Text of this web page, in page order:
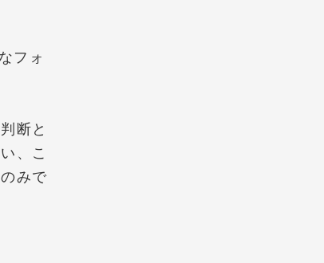
フォ
断と
、こ
みで